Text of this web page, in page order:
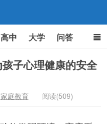
高中 大学 问答
子心理健康的安全
家庭教育 阅读(509)